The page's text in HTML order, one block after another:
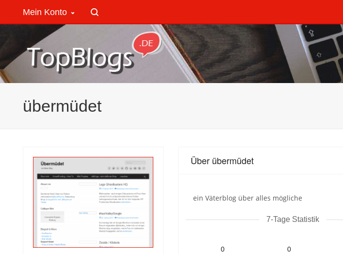
Mein Konto
übermüdet
Über übermüdet
ein Väterblog über alles mögliche
7-Tage Statistik
0 0